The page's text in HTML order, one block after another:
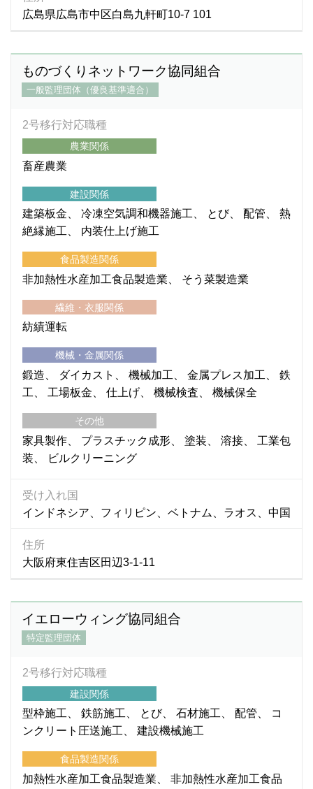
広島県広島市中区白島九軒町10-7 101
ものづくりネットワーク協同組合
一般監理団体（優良基準適合）
2号移行対応職種
農業関係
畜産農業
建設関係
建築板金 冷凍空気調和機器施工 とび 配管
熱
絶縁施工
内装仕上げ施工
食品製造関係
非加熱性水産加工食品製造業 そう菜製造業
繊維・衣服関係
紡績運転
機械・金属関係
鍛造 ダイカスト 機械加工 金属プレス加工
鉄
工
工場板金 仕上げ 機械検査 機械保全
その他
家具製作 プラスチック成形 塗装 溶接
工業包
装
ビルクリーニング
受け入れ国
インドネシア、フィリピン、ベトナム、ラオス、中国
住所
大阪府東住吉区田辺3-1-11
イエローウィング協同組合
特定監理団体
2号移行対応職種
建設関係
型枠施工 鉄筋施工 とび 石材施工 配管
コ
ンクリート圧送施工
建設機械施工
食品製造関係
加熱性水産加工食品製造業
非加熱性水産加工食品